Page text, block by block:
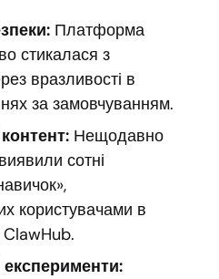
Платформа
стикалася з
вразливості в
за замовчуванням.
Нещодавно
сотні
користувачами в
ClawHub.
експерименти: